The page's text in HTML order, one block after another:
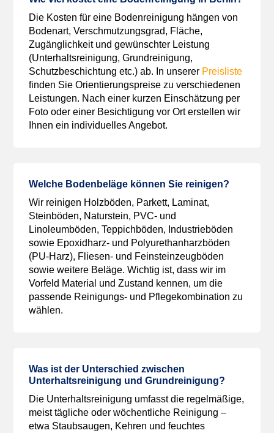
Die Kosten für eine Bodenreinigung hängen von
Bodenart, Verschmutzungsgrad, Fläche,
Zugänglichkeit und gewünschter Leistung
(Unterhaltsreinigung, Grundreinigung,
Schutzbeschichtung etc.) ab. In unserer Preisliste
finden Sie Orientierungspreise zu verschiedenen
Leistungen. Nach einer kurzen Einschätzung per
Foto oder einer Besichtigung vor Ort erstellen wir
Ihnen ein individuelles Angebot.
Welche Bodenbeläge können Sie reinigen?
Wir reinigen Holzböden, Parkett, Laminat,
Steinböden, Naturstein, PVC- und
Linoleumböden, Teppichböden, Industrieböden
sowie Epoxidharz- und Polyurethanharzböden
(PU-Harz), Fliesen- und Feinsteinzeugböden
sowie weitere Beläge. Wichtig ist, dass wir im
Vorfeld Material und Zustand kennen, um die
passende Reinigungs- und Pflegekombination zu
wählen.
Was ist der Unterschied zwischen
Unterhaltsreinigung und Grundreinigung?
Die Unterhaltsreinigung umfasst die regelmäßige,
meist tägliche oder wöchentliche Reinigung –
etwa Staubsaugen, Kehren und feuchtes